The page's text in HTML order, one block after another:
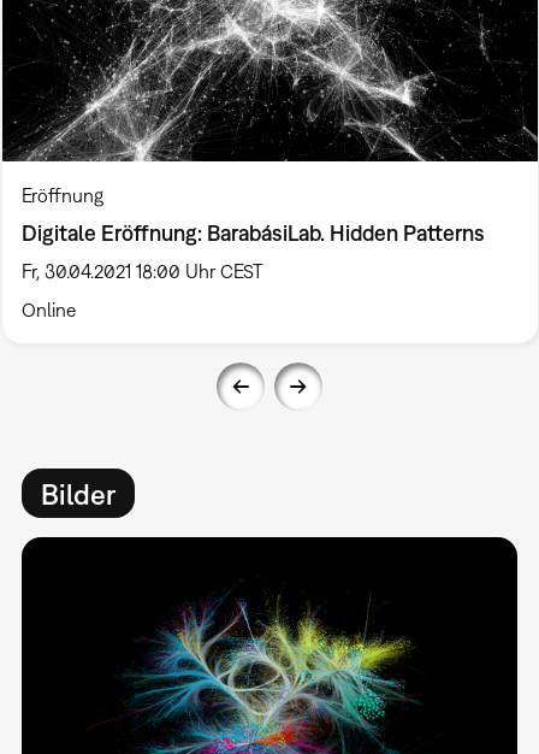
Eröffnung
Digitale Eröffnung: BarabásiLab. Hidden Patterns
Fr, 30.04.2021 18:00 Uhr CEST
Online
Bilder